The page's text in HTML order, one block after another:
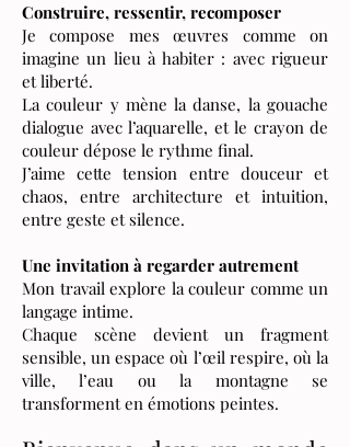
Construire, ressentir, recomposer
Je compose mes œuvres comme on
imagine un lieu à habiter : avec rigueur
et liberté.
La couleur y mène la danse, la gouache
dialogue avec l’aquarelle, et le crayon de
couleur dépose le rythme final.
J’aime cette tension entre douceur et
chaos, entre architecture et intuition,
entre geste et silence.
Une invitation à regarder autrement
Mon travail explore la couleur comme un
langage intime.
Chaque scène devient un fragment
sensible, un espace où l’œil respire, où la
ville, l’eau ou la montagne se
transforment en émotions peintes.